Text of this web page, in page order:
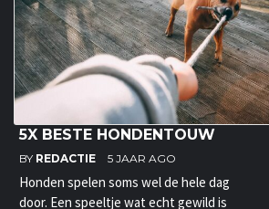
5X BESTE HONDENTOUW
BY REDACTIE 5 JAAR AGO
Honden spelen soms wel de hele dag
door. Een speeltje wat echt gewild is